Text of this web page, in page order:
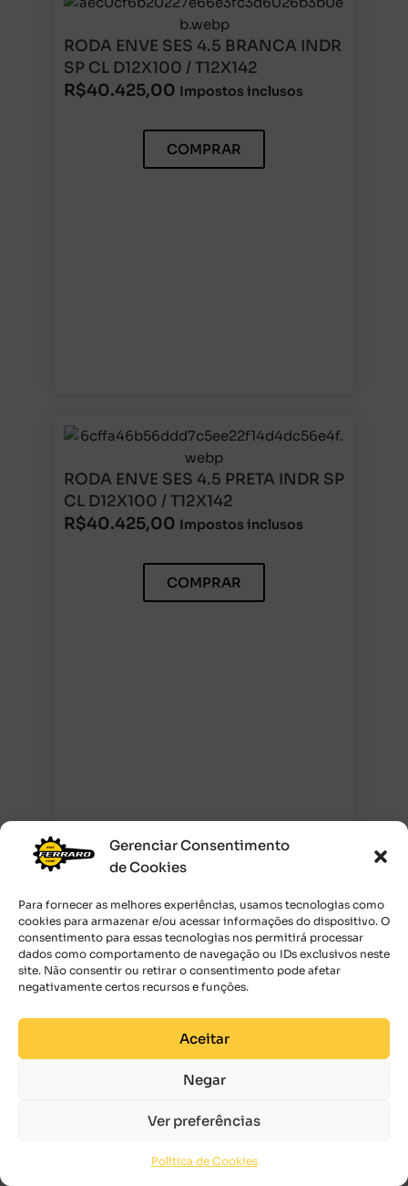
Gerenciar Consentimento
de Cookies
Para fornecer as melhores experiências, usamos tecnologias como
cookies para armazenar e/ou acessar informações do dispositivo. O
consentimento para essas tecnologias nos permitirá processar
dados como comportamento de navegação ou IDs exclusivos neste
site. Não consentir ou retirar o consentimento pode afetar
negativamente certos recursos e funções.
Aceitar
Negar
Ver preferências
Política de Cookies
RODA ENVE SES 4.5 BRANCA INDR
SP CL D12X100 / T12X142
R$40.425,00 Impostos inclusos
COMPRAR
RODA ENVE SES 4.5 PRETA INDR SP
CL D12X100 / T12X142
R$40.425,00 Impostos inclusos
COMPRAR
GUIDAO INTEGRADO ENVE SES AR
R$7.268,00–R$7.268,58 Impostos
inclusos
COMPRAR